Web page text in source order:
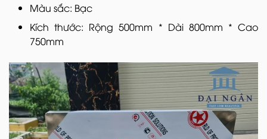
Màu sắc: Bạc
Kích thước: Rộng 500mm * Dài 800mm * Cao
750mm